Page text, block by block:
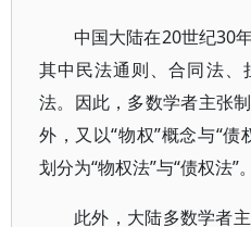
中国大陆在20世纪30
其中民法通则、合同法、
法。因此，多数学者主张
外，又以“物权”概念与“
划分为“物权法”与“债权法”。
此外，大陆多数学者